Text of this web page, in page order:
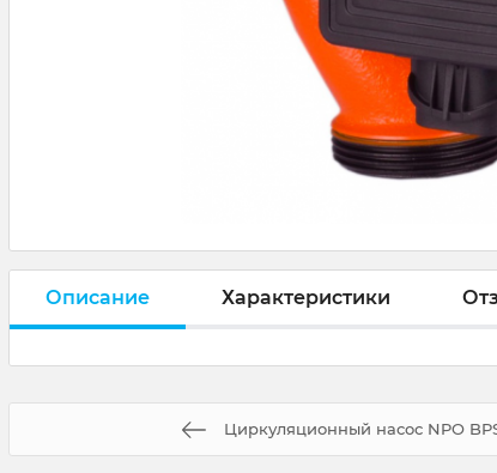
Описание Характеристики
Циркуляционный насос NPO